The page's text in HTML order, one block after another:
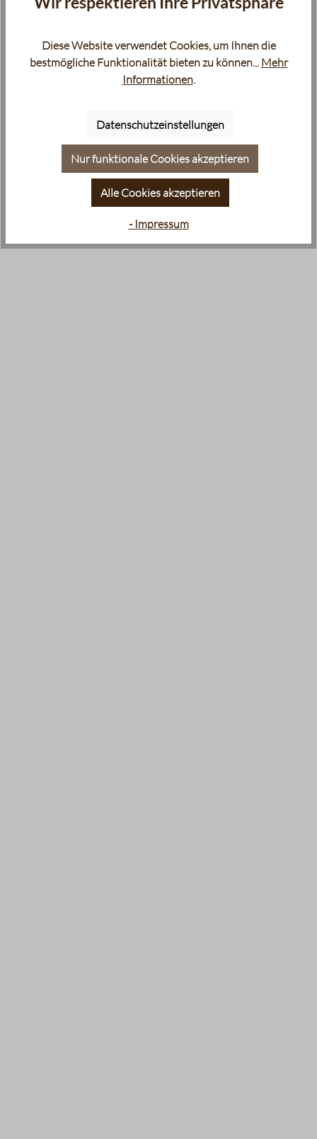
Diese Website verwendet Cookies, um Ihnen die
bestmögliche Funktionalität bieten zu können... Mehr
Informationen.
Datenschutzeinstellungen
Nur funktionale Cookies akzeptieren
Alle Cookies akzeptieren
- Impressum